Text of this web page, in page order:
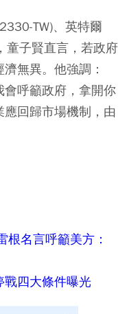
TW)、英特爾
童子賢直言，若政府
無異。他強調：
會呼籲政府，拿開你
回歸市場機制，由
根名言呼籲美方：
戰四大條件曝光